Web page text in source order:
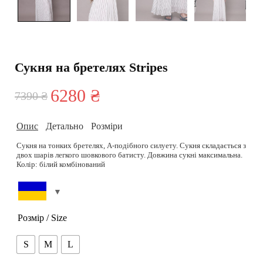
Сукня на бретелях Stripes
7390₴ Оригінальна
7390 ₴.
6280 ₴
6280 ₴.
Опис Детально Розміри
Сукня на тонких бретелях, А-подібного силуету. Сукня складається з
двох шарів легкого шовкового батисту. Довжина сукні максимальна.
Колір: білий комбінований
Склад: 75% бавовна, 15% нейлон, 10% шовк
Догляд: Делікатне праня при 30 градусів або ручне. Прасування при
середній температурі
Підібрати розмір можливо на сторінці
РОЗМІРНА СІТКА
Можливість дошиву: так
Термін пошиву (днів): 3-4
Розмір / Size
S M L